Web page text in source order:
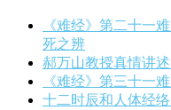
《难经》第二十一
死之辨
郝万山教授真情讲
《难经》第三十一
十二时辰和人体经